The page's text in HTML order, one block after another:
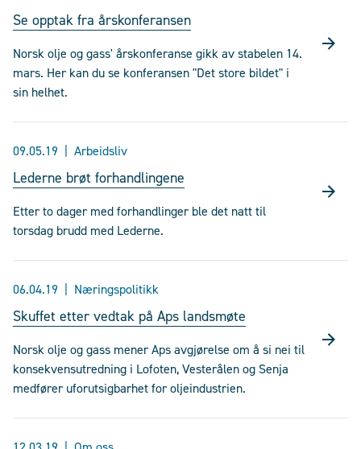
Se opptak fra årskonferansen
Norsk olje og gass' årskonferanse gikk av stabelen 14.
mars. Her kan du se konferansen "Det store bildet" i
sin helhet.
09.05.19 Arbeidsliv
Lederne brøt forhandlingene
Etter to dager med forhandlinger ble det natt til
torsdag brudd med Lederne.
06.04.19 Næringspolitikk
Skuffet etter vedtak på Aps landsmøte
Norsk olje og gass mener Aps avgjørelse om å si nei til
konsekvensutredning i Lofoten, Vesterålen og Senja
medfører uforutsigbarhet for oljeindustrien.